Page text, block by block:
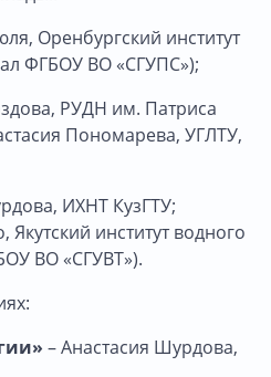
Оренбургский институт
ФГБОУ ВО «СГУПС»);
РУДН им. Патриса
Пономарева, УГЛТУ,
ИХНТ КузГТУ;
институт водного
ВО «СГУВТ»).
– Анастасия Шурдова,